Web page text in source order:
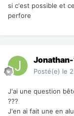
si c'est possible et
perfore
Posté(e) le
J'ai une question
???
J'en ai fait une en